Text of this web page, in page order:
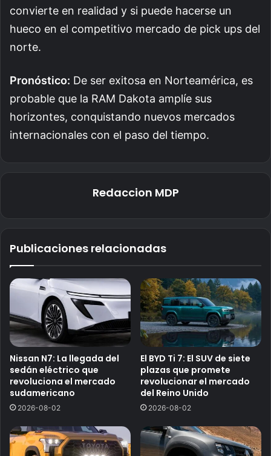
convierte en realidad y si puede hacerse un
hueco en el competitivo mercado de pick ups del
norte.
Pronóstico: De ser exitosa en Norteamérica, es
probable que la RAM Dakota amplíe sus
horizontes, conquistando nuevos mercados
internacionales con el paso del tiempo.
Redaccion MDP
Publicaciones relacionadas
Nissan N7: La llegada del
sedán eléctrico que
revoluciona el mercado
sudamericano
2026-08-02
El BYD Ti 7: El SUV de siete
plazas que promete
revolucionar el mercado
del Reino Unido
2026-08-02